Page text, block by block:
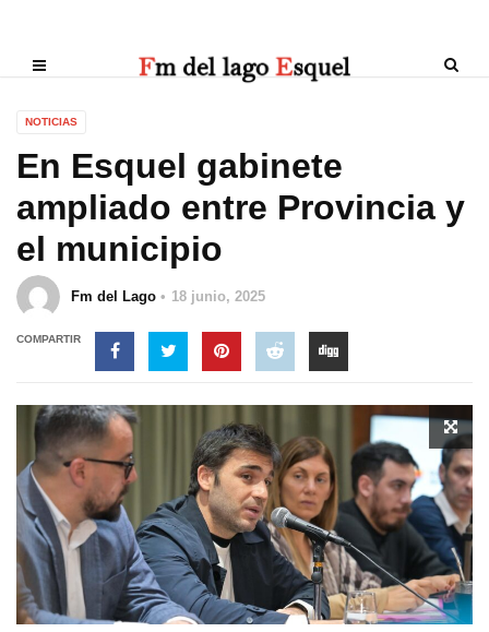
NOTICIAS
En Esquel gabinete
ampliado entre Provincia y
el municipio
Fm del Lago 18 junio, 2025
COMPARTIR